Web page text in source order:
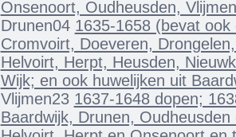
Onsenoort, Oudheusden,
Drunen04 1635-1658 (bevat
Cromvoirt, Doeveren,
Helvoirt, Herpt, Heusden,
Wijk; en ook huwelijken uit
Vlijmen23 1637-1648 dopen;
Baardwijk, Drunen,